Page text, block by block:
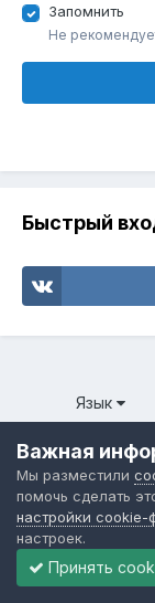
Запомнить
Не
Быстрый
Язык
Важная
Мы разместили
помочь сделать
настройки cookie-
настроек.
Принять